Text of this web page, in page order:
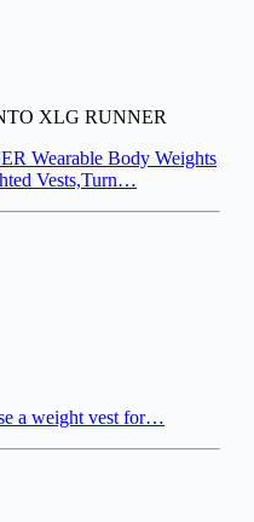
XLG RUNNER
Wearable Body Weights
Vests,Turn…
a weight vest for…